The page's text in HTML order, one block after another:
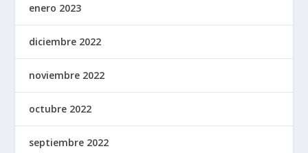
enero 2023
diciembre 2022
noviembre 2022
octubre 2022
septiembre 2022